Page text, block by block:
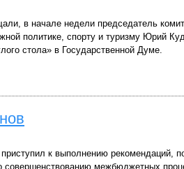
в начале недели председатель
политике, спорту и туризму Юрий
стола» в Государственной Думе.
к выполнению рекомендаций,
совершенствованию межбюджетных